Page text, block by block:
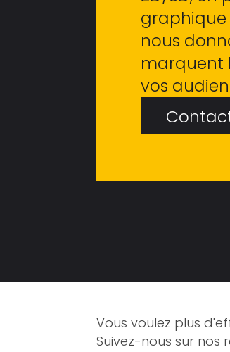
nous
marquent
vos
Vous voulez plus
Suivez-nous sur nos